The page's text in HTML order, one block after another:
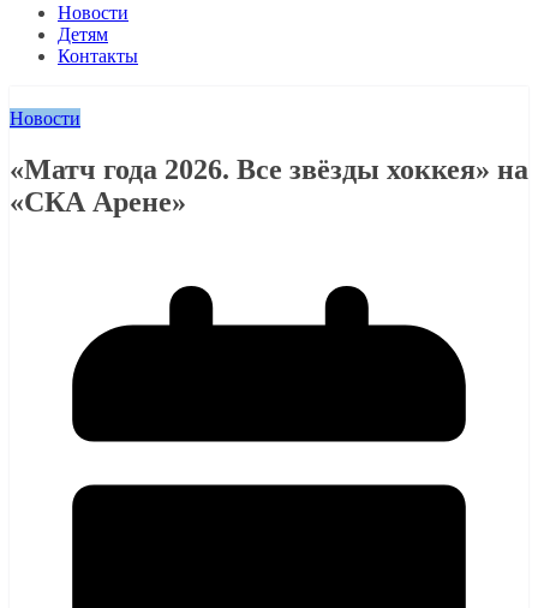
Новости
Детям
Контакты
Новости
«Матч года 2026. Все звёзды хоккея» на
«СКА Арене»